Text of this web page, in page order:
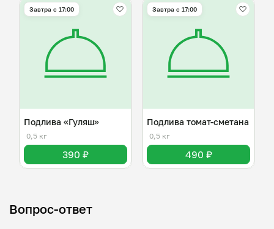
Завтра c 17:00
Подлива «Гуляш»
0,5 кг
390 ₽
Завтра c 17:00
Подлива томат-сметана
0,5 кг
490 ₽
Вопрос-ответ